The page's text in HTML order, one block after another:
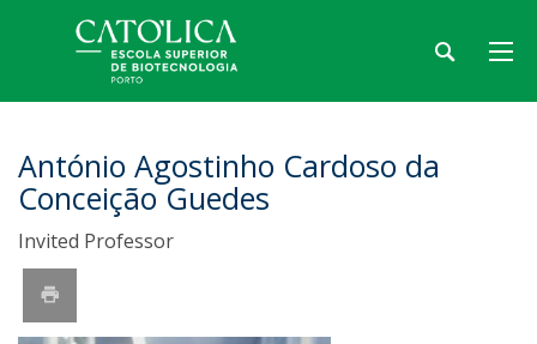
António Agostinho Cardoso da
Conceição Guedes
Invited Professor